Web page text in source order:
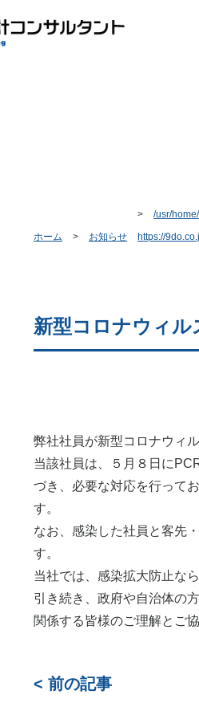
ホーム お知らせ
/usr/
https://
新型コロナウィル
弊社社員が新型コロナウィ
当該社員は、５月８日に
づき、必要な対応を行って
なお、感染した社員と客先
す。
当社では、感染拡大防止な
引き続き、政府や自治体の
関係する皆様のご理解とご
< 前の記事